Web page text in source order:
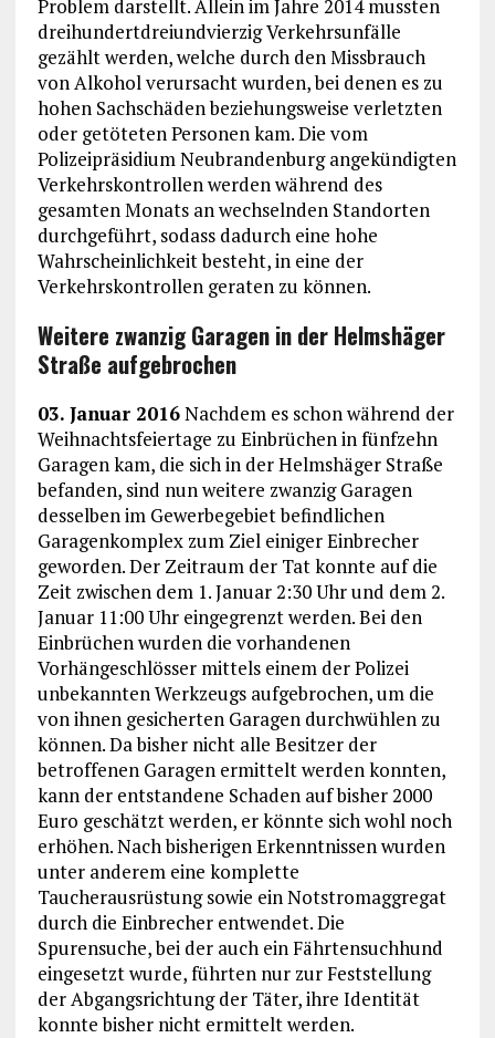
Problem darstellt. Allein im Jahre 2014 mussten
dreihundertdreiundvierzig Verkehrsunfälle
gezählt werden, welche durch den Missbrauch
von Alkohol verursacht wurden, bei denen es zu
hohen Sachschäden beziehungsweise verletzten
oder getöteten Personen kam. Die vom
Polizeipräsidium Neubrandenburg angekündigten
Verkehrskontrollen werden während des
gesamten Monats an wechselnden Standorten
durchgeführt, sodass dadurch eine hohe
Wahrscheinlichkeit besteht, in eine der
Verkehrskontrollen geraten zu können.
Weitere zwanzig Garagen in der Helmshäger
Straße aufgebrochen
03. Januar 2016Nachdem es schon während der
Weihnachtsfeiertage zu Einbrüchen in fünfzehn
Garagen kam, die sich in der Helmshäger Straße
befanden, sind nun weitere zwanzig Garagen
desselben im Gewerbegebiet befindlichen
Garagenkomplex zum Ziel einiger Einbrecher
geworden. Der Zeitraum der Tat konnte auf die
Zeit zwischen dem 1. Januar 2:30 Uhr und dem 2.
Januar 11:00 Uhr eingegrenzt werden. Bei den
Einbrüchen wurden die vorhandenen
Vorhängeschlösser mittels einem der Polizei
unbekannten Werkzeugs aufgebrochen, um die
von ihnen gesicherten Garagen durchwühlen zu
können. Da bisher nicht alle Besitzer der
betroffenen Garagen ermittelt werden konnten,
kann der entstandene Schaden auf bisher 2000
Euro geschätzt werden, er könnte sich wohl noch
erhöhen. Nach bisherigen Erkenntnissen wurden
unter anderem eine komplette
Taucherausrüstung sowie ein Notstromaggregat
durch die Einbrecher entwendet. Die
Spurensuche, bei der auch ein Fährtensuchhund
eingesetzt wurde, führten nur zur Feststellung
der Abgangsrichtung der Täter, ihre Identität
konnte bisher nicht ermittelt werden.